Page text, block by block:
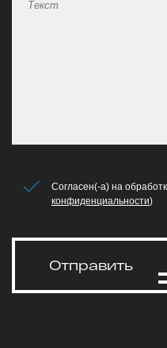
Согласен(-а) на
конфиденциальности)
Отправить